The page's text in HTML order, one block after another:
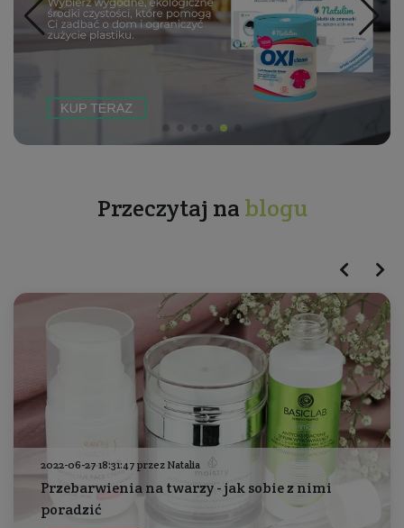
Przeczytaj na blogu
2022-06-27 18:31:47 przez Natalia
Przebarwienia na twarzy - jak sobie z nimi
poradzić